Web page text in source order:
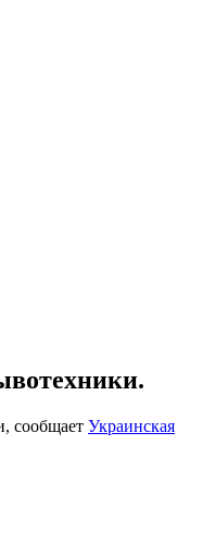
сообщает Украинская